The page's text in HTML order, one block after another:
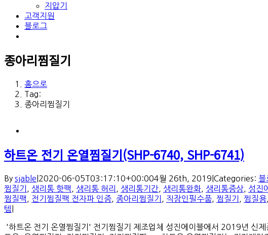
지압기
고객지원
블로그
종아리찜질기
홈으로
Tag:
종아리찜질기
하트온 전기 온열찜질기(SHP-6740, SHP-6741)
By sjable 2020-06-05T03:17:10+00:004월 26th, 2019 Categories: 블
찜질기
생리통 핫팩 생리통 허리 생리통기간 생리통완화 생리통증상 성진
찜질팩
전기찜질팩 전자파 인증 종아리찜질기 직장인필수품 찜질기 찜질용
템
'하트온 전기 온열찜질기' 전기찜질기 제조업체 성진에이블에서 2019년